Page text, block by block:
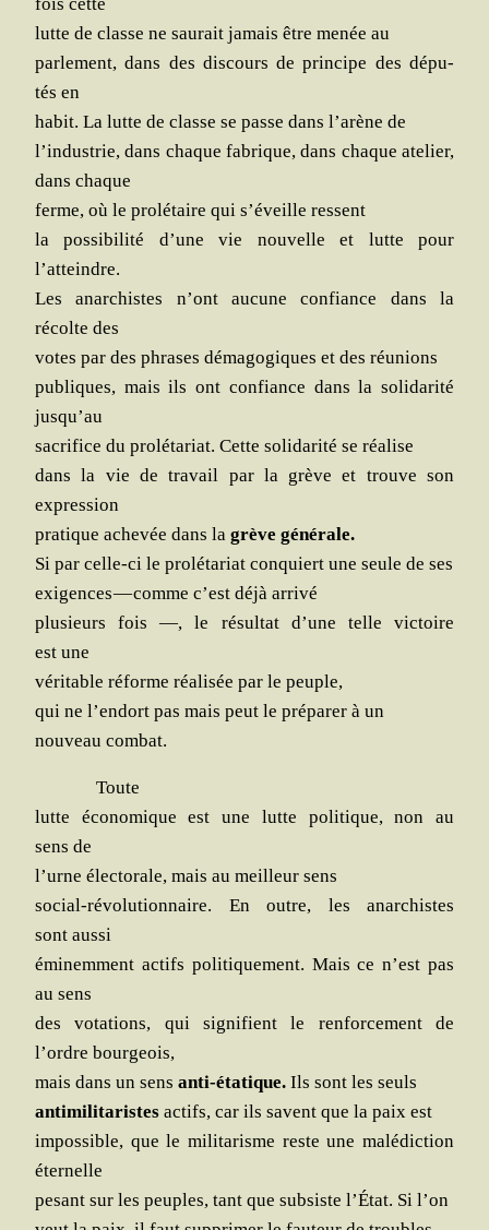
lutte de classe ne sau­rait jamais être menée au
par­le­ment, dans des dis­cours de prin­cipe des dépu­
tés en
habit. La lutte de classe se passe dans l’arène de
l’industrie, dans chaque fabrique, dans chaque ate­lier,
dans chaque
ferme, où le pro­lé­taire qui s’éveille ressent
la pos­si­bi­li­té d’une vie nou­velle et lutte pour
l’atteindre.
Les anar­chistes n’ont aucune confiance dans la
récolte des
votes par des phrases déma­go­giques et des réunions
publiques, mais ils ont confiance dans la soli­da­ri­té
jusqu’au
sacri­fice du pro­lé­ta­riat. Cette soli­da­ri­té se réalise
dans la vie de tra­vail par la grève et trouve son
expression
pra­tique ache­vée dans la grève géné­rale.
Si par celle-ci le pro­lé­ta­riat conquiert une seule de ses
exi­gences — comme c’est déjà arrivé
plu­sieurs fois —, le résul­tat d’une telle vic­toire
est une
véri­table réforme réa­li­sée par le peuple,
qui ne l’endort pas mais peut le pré­pa­rer à un
nou­veau combat.
Toute
lutte éco­no­mique est une lutte poli­tique, non au
sens de
l’urne élec­to­rale, mais au meilleur sens
social-révo­lu­tion­naire. En outre, les anar­chistes
sont aussi
émi­nem­ment actifs poli­ti­que­ment. Mais ce n’est pas
au sens
des vota­tions, qui signi­fient le ren­for­ce­ment de
l’ordre bourgeois,
mais dans un sens anti-éta­tique. Ils sont les seuls
anti­mi­li­ta­ristes actifs, car ils savent que la paix est
impos­sible, que le mili­ta­risme reste une malé­dic­tion
éternelle
pesant sur les peuples, tant que sub­siste l’État. Si l’on